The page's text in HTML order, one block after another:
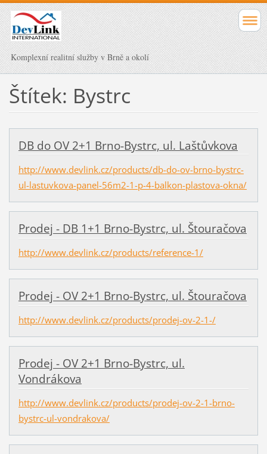
Komplexní realitní služby v Brně a okolí
Štítek: Bystrc
DB do OV 2+1 Brno-Bystrc, ul. Laštůvkova
http://www.devlink.cz/products/db-do-ov-brno-bystrc-
ul-lastuvkova-panel-56m2-1-p-4-balkon-plastova-okna/
Prodej - DB 1+1 Brno-Bystrc, ul. Štouračova
http://www.devlink.cz/products/reference-1/
Prodej - OV 2+1 Brno-Bystrc, ul. Štouračova
http://www.devlink.cz/products/prodej-ov-2-1-/
Prodej - OV 2+1 Brno-Bystrc, ul.
Vondrákova
http://www.devlink.cz/products/prodej-ov-2-1-brno-
bystrc-ul-vondrakova/